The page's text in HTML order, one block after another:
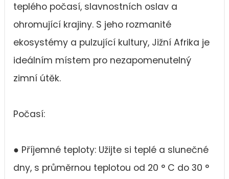
teplého počasí, slavnostních oslav a
ohromující krajiny. S jeho rozmanité
ekosystémy a pulzující kultury, Jižní Afrika je
ideálním místem pro nezapomenutelný
zimní útěk.
Počasí:
● Příjemné teploty: Užijte si teplé a slunečné
dny, s průměrnou teplotou od 20 ° C do 30 °